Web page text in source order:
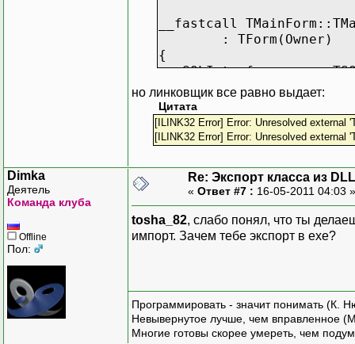
__fastcall
: TForm(Owner)
{
SQLInterface = new
stLogin = new
}
но линковщик все равно выдает:
Цитата
[ILINK32 Error] Error: Unresolved external
[ILINK32 Error] Error: Unresolved external
Dimka
Деятель
Команда клуба
Offline
Пол:
Re: Экспорт класса из DLL
« Ответ #7 : 16-05-2011 04:03
tosha_82, слабо понял, что ты
импорт. Зачем тебе экспорт в exe?
Программировать - значит понимать (К.
Невывернутое лучше, чем вправленное
Многие готовы скорее умереть, чем